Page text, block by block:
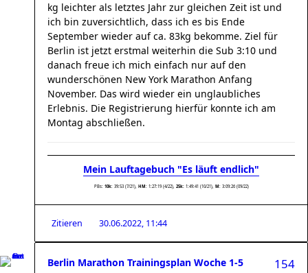
kg leichter als letztes Jahr zur gleichen Zeit ist und
ich bin zuversichtlich, dass ich es bis Ende
September wieder auf ca. 83kg bekomme. Ziel für
Berlin ist jetzt erstmal weiterhin die Sub 3:10 und
danach freue ich mich einfach nur auf den
wunderschönen New York Marathon Anfang
November. Das wird wieder ein unglaubliches
Erlebnis. Die Registrierung hierfür konnte ich am
Montag abschließen.
Mein Lauftagebuch "Es läuft endlich"
PBs: 10k: 39:53 (7/21), HM: 1:27:19 (4/22), 25k:1:49:41 (10/21), M: 3:09:26 (09/22)
Zitieren 30.06.2022, 11:44
Berlin Marathon Trainingsplan Woche 1-5 154